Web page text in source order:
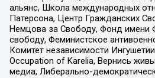
альянс, Школа международных
Патерсона, Центр Гражданских
Немцова за Свободу, Фонд имени
свободу, Феминистское
Комитет независимости
Occupation of Karelia, Вернись
медиа, Либерально-